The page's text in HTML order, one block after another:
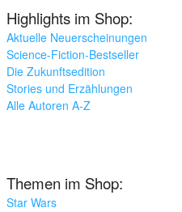
Highlights im Shop:
Aktuelle Neuerscheinungen
Science-Fiction-Bestseller
Die Zukunftsedition
Stories und Erzählungen
Alle Autoren A-Z
Themen im Shop:
Star Wars